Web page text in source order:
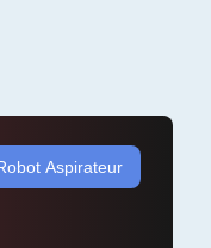
Aspirateur